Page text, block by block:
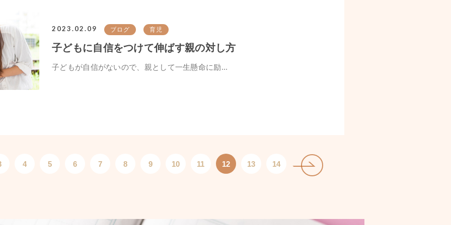
2023.02.09 ブログ 育児
子どもに自信をつけて伸ばす親の対し方
子どもが自信がないので、親として一生懸命に励...
4 5 6 7 8 9 10 11 12 13 14